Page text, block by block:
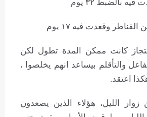
بالضبط ٣٢ يوم
وقعدت فيه ١٧ يوم
كانت ممكن المدة تطول لكن
والتأقلم بيساعد انهم يخلصوا ،
اعتقد.
الليل، هؤلاء الذين يصعدون